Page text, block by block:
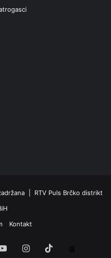
| RTV Puls Brčko distrikt
Kontakt
YouTubeInstagram
TikTok